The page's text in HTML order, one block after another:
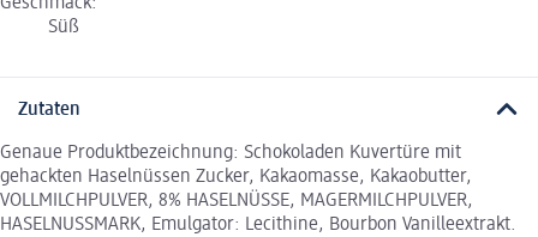
Geschmack:
Süß
Zutaten
Genaue Produktbezeichnung: Schokoladen Kuvertüre mit
gehackten Haselnüssen Zucker, Kakaomasse, Kakaobutter,
VOLLMILCHPULVER, 8% HASELNÜSSE, MAGERMILCHPULVER,
HASELNUSSMARK, Emulgator: Lecithine, Bourbon Vanilleextrakt.